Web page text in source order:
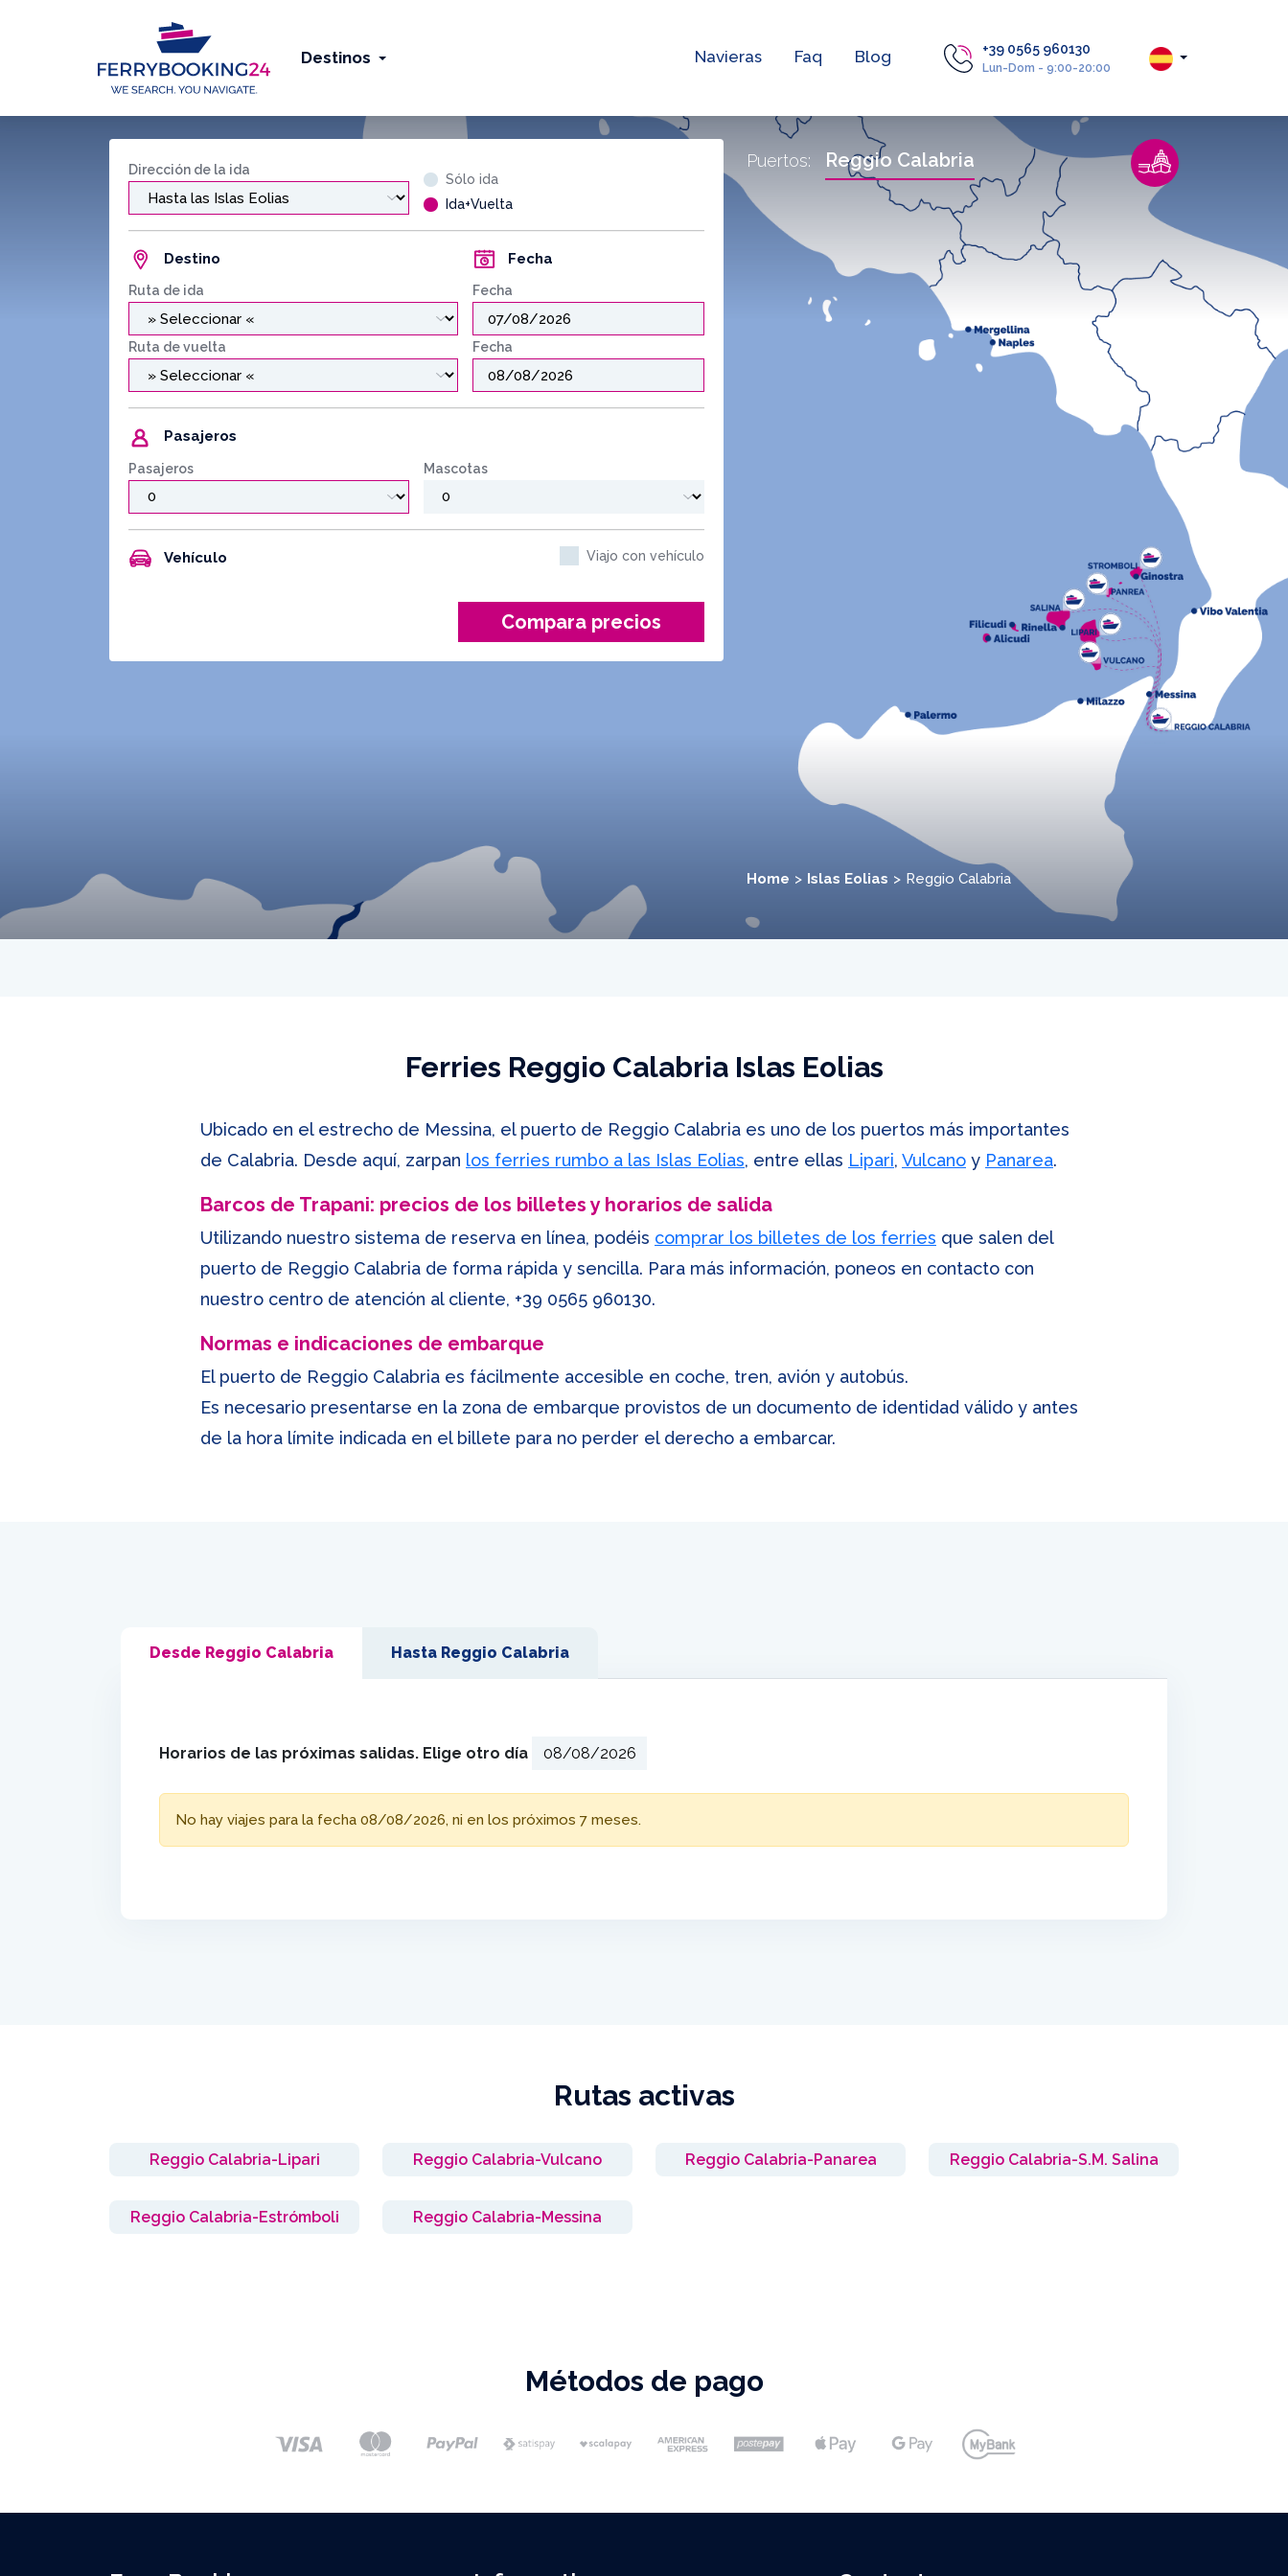
Destinos Navieras Faq Blog +39 0565 960130
Lun-Dom - 9:00-20:00
Dirección de la ida
Sólo ida
Ida+Vuelta
Destino
Ruta de ida
Fecha
Fecha
Ruta de vuelta Fecha
Pasajeros
Pasajeros Mascotas
Vehículo Viajo con vehículo
Compara precios
Puertos: Reggio Calabria
Home Islas Eolias Reggio Calabria
Ferries Reggio Calabria Islas Eolias
Ubicado en el estrecho de Messina, el puerto de Reggio Calabria es uno de los puertos más importantes
de Calabria. Desde aquí, zarpan los ferries rumbo a las Islas Eolias, entre ellas Lipari, Vulcano y Panarea.
Barcos de Trapani: precios de los billetes y horarios de salida
Utilizando nuestro sistema de reserva en línea, podéis comprar los billetes de los ferries que salen del
puerto de Reggio Calabria de forma rápida y sencilla. Para más información, poneos en contacto con
nuestro centro de atención al cliente, +39 0565 960130.
Normas e indicaciones de embarque
El puerto de Reggio Calabria es fácilmente accesible en coche, tren, avión y autobús.
Es necesario presentarse en la zona de embarque provistos de un documento de identidad válido y antes
de la hora límite indicada en el billete para no perder el derecho a embarcar.
Desde Reggio Calabria Hasta Reggio Calabria
Horarios de las próximas salidas. Elige otro día
No hay viajes para la fecha 08/08/2026, ni en los próximos 7 meses.
Rutas activas
Reggio Calabria-Lipari Reggio Calabria-Vulcano Reggio Calabria-Panarea Reggio Calabria-S.M. Salina
Reggio Calabria-Estrómboli Reggio Calabria-Messina
Métodos de pago